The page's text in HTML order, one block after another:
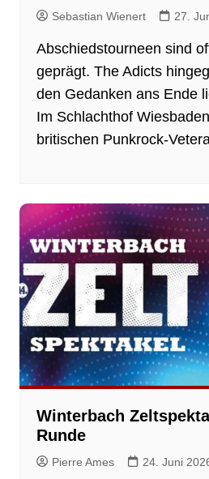
Sebastian Wienert 27.
Abschiedstourneen sind
geprägt. The Adicts
den Gedanken ans Ende
Im Schlachthof
britischen Punkrock-
Winterbach
Runde
Pierre Ames 24. Juni